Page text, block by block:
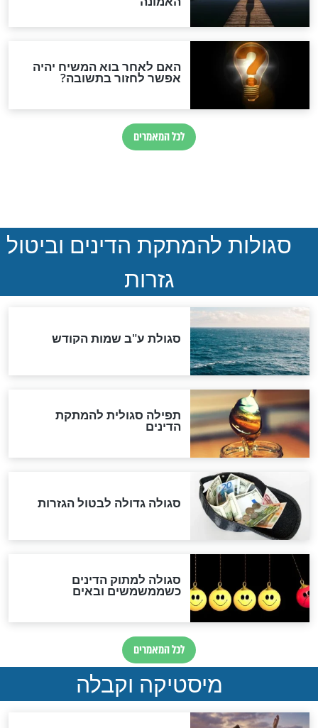
ההסכם החשאי של טראמפ
סימני שאלה
שורדת השואה שחוגגת 100:
"מודה לקב"ה על כל השנים"
לכל המאמרים
אחרית הימים
האם אפשר לחשב את הקץ?
מה יהיה בימות המשיח?
"לפני הגאולה תהיה אפיקורסות
והכחשה גדולה מאוד של
האמונה"